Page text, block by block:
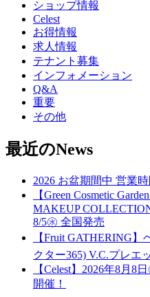
ショップ情報
Celest
お得情報
求人情報
テナント募集
インフォメーション
Q&A
重要
その他
最近のNews
2026 お盆期間中 営業
【Green Cosmetic
MAKEUP
8/5㊌ 全国発売
【Fruit GATHERING
クター365) V.C.プレエ
【Celest】2026年8月8
開催！